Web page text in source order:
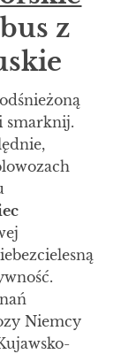
z
smarknij.
Niemcy